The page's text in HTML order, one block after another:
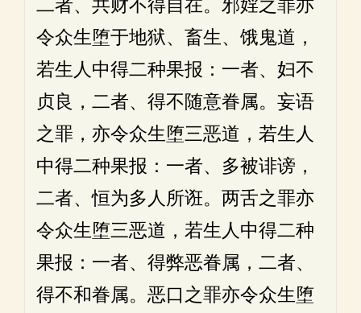
二者、共财不得自在。邪婬之罪亦
令众生堕于地狱、畜生、饿鬼道，
若生人中得二种果报：一者、妇不
贞良，二者、得不随意眷属。妄语
之罪，亦令众生堕三恶道，若生人
中得二种果报：一者、多被诽谤，
二者、恒为多人所诳。两舌之罪亦
令众生堕三恶道，若生人中得二种
果报：一者、得弊恶眷属，二者、
得不和眷属。恶口之罪亦令众生堕